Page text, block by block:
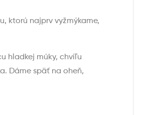
ktorú najprv vyžmýkame,
hladkej múky, chvíľu
Dáme späť na oheň,